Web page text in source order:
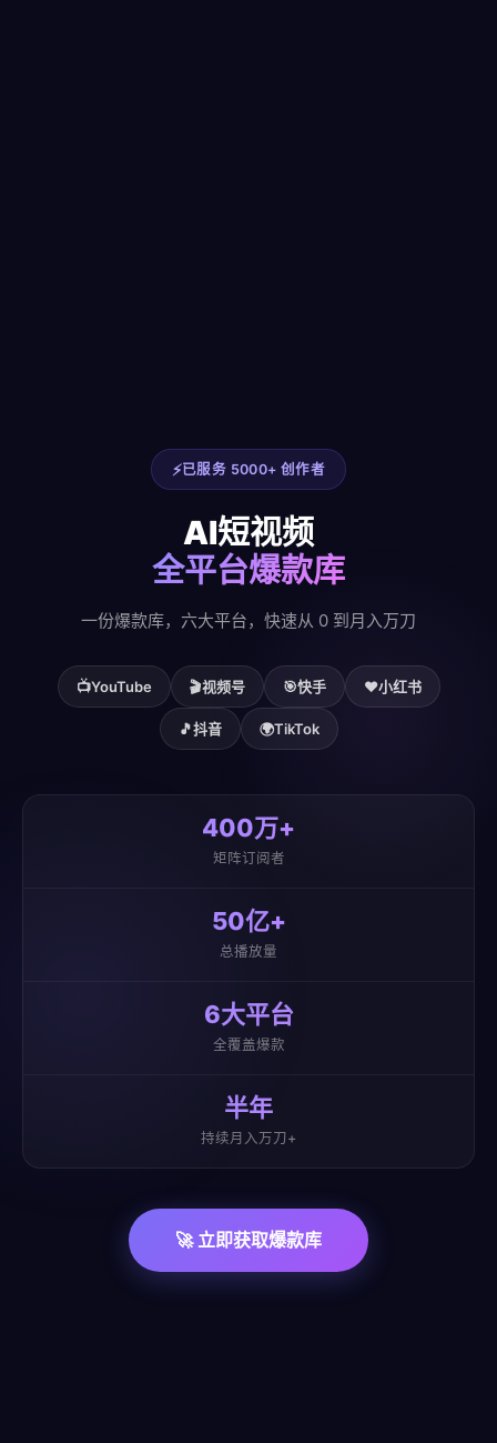
已服务 5000+ 创作者
AI短视频
全平台爆款库
一份爆款库，六大平台，快速从 0 到月入万刀
📺YouTube 🎬视频号 🎯快手 ❤️小红书
🎵抖音 🌍TikTok
400万+
矩阵订阅者
50亿+
总播放量
6大平台
全覆盖爆款
半年
持续月入万刀+
🚀 立即获取爆款库